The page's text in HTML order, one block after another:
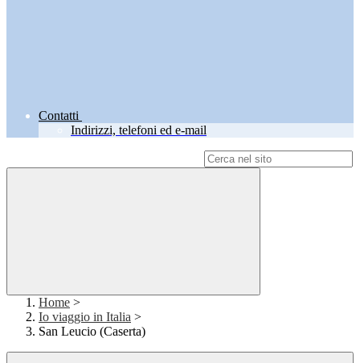
Contatti
Indirizzi, telefoni ed e-mail
Home >
Io viaggio in Italia >
San Leucio (Caserta)